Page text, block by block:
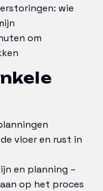
wie
om
vloer en rust in
en planning –
op het proces